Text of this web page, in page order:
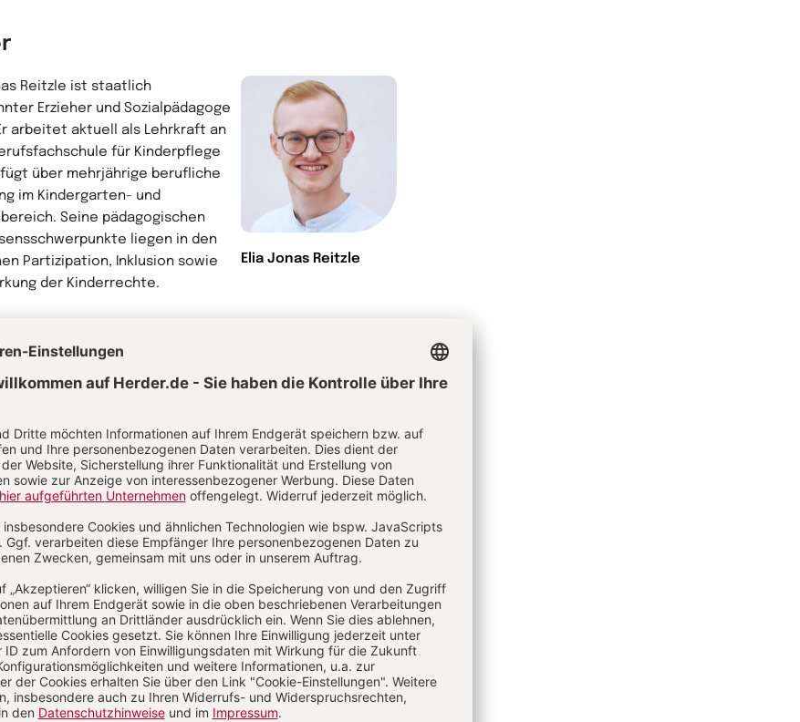
Elia Jonas Reitzle
Reitzle ist staatlich
Erzieher und Sozialpädagoge
arbeitet aktuell als Lehrkraft an
für Kinderpflege
über mehrjährige berufliche
im Kindergarten- und
Seine pädagogischen
liegen in den
Partizipation, Inklusion sowie
der Kinderrechte.
Lisa Wiertelorz
ist staatlich anerkannte
Sie verfügt über
berufliche Erfahrung in der
mit Kindern und Familien
sowie Leitung einer
Kindertagesstätte tätig.
Schwerpunkte liegen
der Stärkung der
der Partizipation im Kita-
in der kritischen
mit